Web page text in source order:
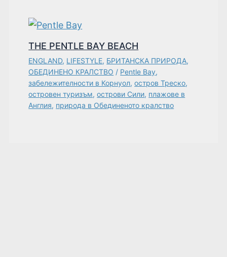
THE PENTLE BAY BEACH
ENGLAND, LIFESTYLE, БРИТАНСКА ПРИРОДА,
ОБЕДИНЕНО КРАЛСТВО / Pentle Bay,
забележителности в Корнуол,остров Треско,
островен туризъм,острови Сили, плажове в
Англия, природа в Обединеното кралство